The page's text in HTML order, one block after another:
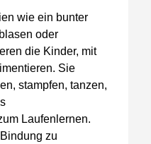
wie ein bunter
oder
die Kinder, mit
Sie
stampfen, tanzen,
Laufenlernen.
zu